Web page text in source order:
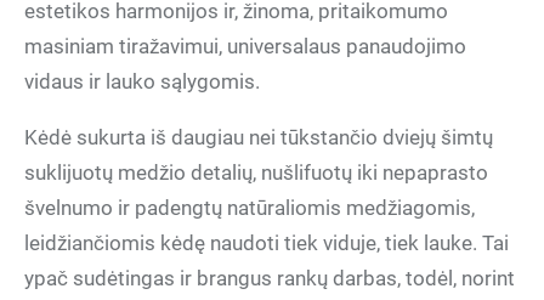
estetikos harmonijos ir, žinoma, pritaikomumo
masiniam tiražavimui, universalaus panaudojimo
vidaus ir lauko sąlygomis.
Kėdė sukurta iš daugiau nei tūkstančio dviejų šimtų
suklijuotų medžio detalių, nušlifuotų iki nepaprasto
švelnumo ir padengtų natūraliomis medžiagomis,
leidžiančiomis kėdę naudoti tiek viduje, tiek lauke. Tai
ypač sudėtingas ir brangus rankų darbas, todėl, norint